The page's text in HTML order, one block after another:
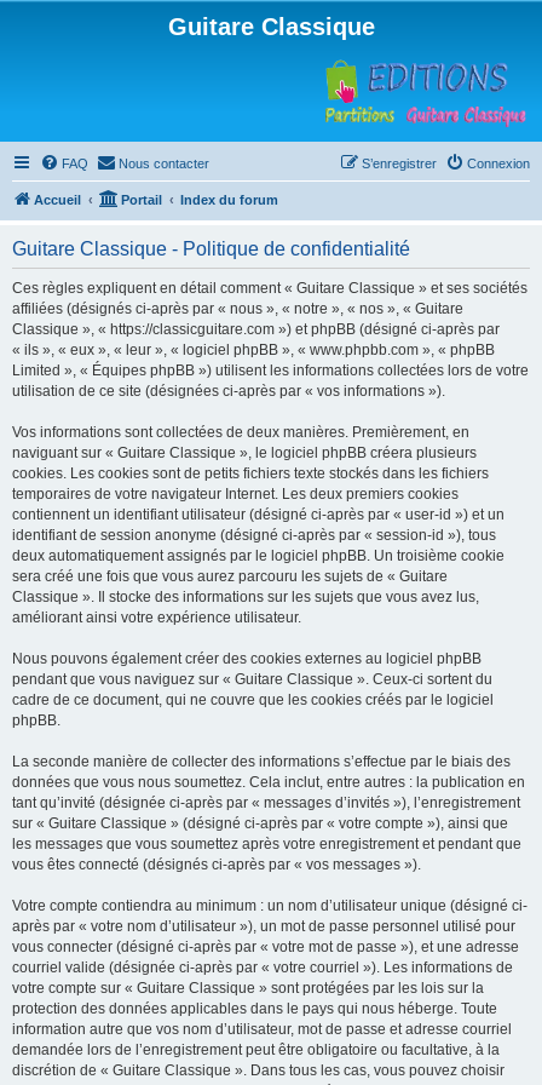
Guitare Classique
FAQ Nous contacter Connexion
S’enregistrer
Accueil Portail Index du forum
Guitare Classique - Politique de confidentialité
Ces règles expliquent en détail comment « Guitare Classique » et ses sociétés
affiliées (désignés ci-après par « nous », « notre », « nos », « Guitare
Classique », « https://classicguitare.com ») et phpBB (désigné ci-après par
« ils », « eux », « leur », « logiciel phpBB », « www.phpbb.com », « phpBB
Limited », « Équipes phpBB ») utilisent les informations collectées lors de votre
utilisation de ce site (désignées ci-après par « vos informations »).
Vos informations sont collectées de deux manières. Premièrement, en
naviguant sur « Guitare Classique », le logiciel phpBB créera plusieurs
cookies. Les cookies sont de petits fichiers texte stockés dans les fichiers
temporaires de votre navigateur Internet. Les deux premiers cookies
contiennent un identifiant utilisateur (désigné ci-après par « user-id ») et un
identifiant de session anonyme (désigné ci-après par « session-id »), tous
deux automatiquement assignés par le logiciel phpBB. Un troisième cookie
sera créé une fois que vous aurez parcouru les sujets de « Guitare
Classique ». Il stocke des informations sur les sujets que vous avez lus,
améliorant ainsi votre expérience utilisateur.
Nous pouvons également créer des cookies externes au logiciel phpBB
pendant que vous naviguez sur « Guitare Classique ». Ceux-ci sortent du
cadre de ce document, qui ne couvre que les cookies créés par le logiciel
phpBB.
La seconde manière de collecter des informations s’effectue par le biais des
données que vous nous soumettez. Cela inclut, entre autres : la publication en
tant qu’invité (désignée ci-après par « messages d’invités »), l’enregistrement
sur « Guitare Classique » (désigné ci-après par « votre compte »), ainsi que
les messages que vous soumettez après votre enregistrement et pendant que
vous êtes connecté (désignés ci-après par « vos messages »).
Votre compte contiendra au minimum : un nom d’utilisateur unique (désigné ci-
après par « votre nom d’utilisateur »), un mot de passe personnel utilisé pour
vous connecter (désigné ci-après par « votre mot de passe »), et une adresse
courriel valide (désignée ci-après par « votre courriel »). Les informations de
votre compte sur « Guitare Classique » sont protégées par les lois sur la
protection des données applicables dans le pays qui nous héberge. Toute
information autre que vos nom d’utilisateur, mot de passe et adresse courriel
demandée lors de l’enregistrement peut être obligatoire ou facultative, à la
discrétion de « Guitare Classique ». Dans tous les cas, vous pouvez choisir